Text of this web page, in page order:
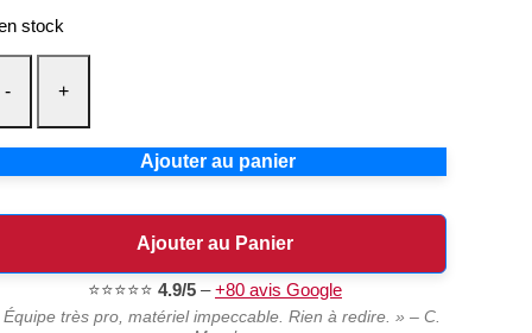
stock
- +
Ajouter au panier
Ajouter au Panier
⭐⭐⭐⭐⭐ 4.9/5 –+80 avis Google
Équipe très pro, matériel impeccable. Rien à redire. » – C.